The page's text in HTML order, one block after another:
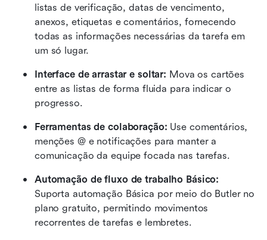
listas de verificação, datas de vencimento,
anexos, etiquetas e comentários, fornecendo
todas as informações necessárias da tarefa em
um só lugar.
Interface de arrastar e soltar: Mova os cartões
entre as listas de forma fluida para indicar o
progresso.
Ferramentas de colaboração: Use comentários,
menções @ e notificações para manter a
comunicação da equipe focada nas tarefas.
Automação de fluxo de trabalho Básico:
Suporta automação Básica por meio do Butler no
plano gratuito, permitindo movimentos
recorrentes de tarefas e lembretes.